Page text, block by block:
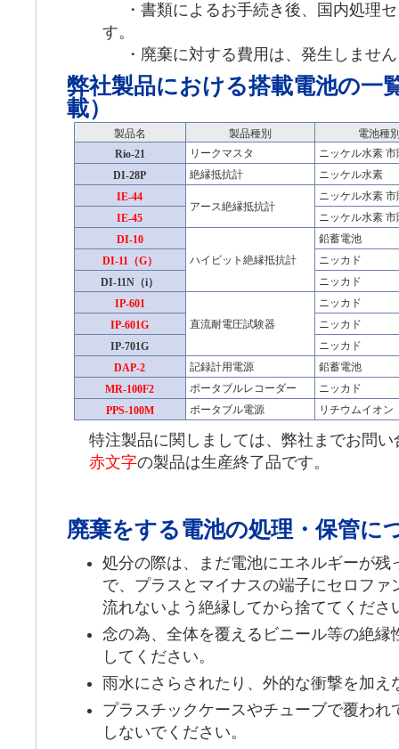
・書類によるお手続き後、国内処理
す。
・廃棄に対する費用は、発生しません
弊社製品における搭載電池の一
載）
製品名 製品種別
電池種
Rio-21
リークマスタ
ニッケル水素 市
DI-28P
絶縁抵抗計
ニッケル水素
IE-44
アース絶縁抵抗計
ニッケル水素 市
IE-45
ニッケル水素 市
DI-10
ハイビット絶縁抵抗計
鉛蓄電池
DI-11（G）
ニッカド
DI-11N（i）
ニッカド
IP-601
直流耐電圧試験器
ニッカド
IP-601G
ニッカド
IP-701G
ニッカド
DAP-2
記録計用電源
鉛蓄電池
MR-100F2
ポータブルレコーダー
ニッカド
PPS-100M
ポータブル電源 リチウムイオン
特注製品に関しましては、弊社までお
赤文字の製品は生産終了品です。
廃棄をする電池の処理・保管に
処分の際は、まだ電池にエネルギーが残
で、プラスとマイナスの端子にセロフ
流れないよう絶縁してから捨ててくださ
念の為、全体を覆えるビニール等の絶縁
してください。
雨水にさらされたり、外的な衝撃を加え
プラスチックケースやチューブで覆わ
しないでください。